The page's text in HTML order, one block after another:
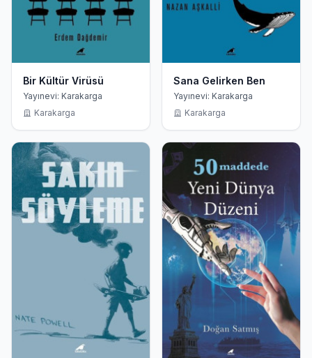
Bir Kültür Virüsü
Yayınevi: Karakarga
Karakarga
Sana Gelirken Ben
Yayınevi: Karakarga
Karakarga